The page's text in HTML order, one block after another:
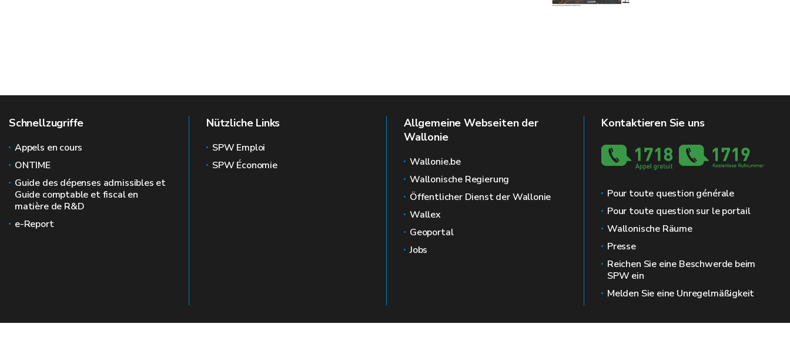
Schnellzugriffe
Appels en cours
ONTIME
Guide des dépenses admissibles et
Guide comptable et fiscal en
matière de R&D
e-Report
Nützliche Links
SPW Emploi
SPW Économie
Allgemeine Webseiten der
Wallonie
Wallonie.be
Wallonische Regierung
Öffentlicher Dienst der Wallonie
Wallex
Geoportal
Jobs
Kontaktieren Sie uns
Pour toute question générale
Pour toute question sur le portail
Wallonische Räume
Presse
Reichen Sie eine Beschwerde beim
SPW ein
Melden Sie eine Unregelmäßigkeit